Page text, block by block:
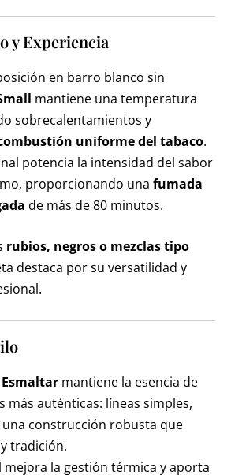
y Experiencia
en barro blanco sin
mantiene una temperatura
sobrecalentamientos y
uniforme del tabaco.
potencia la intensidad del sabor
proporcionando una fumada
de más de 80 minutos.
rubios, negros o mezclas tipo
destaca por su versatilidad y
Esmaltar mantiene la esencia de
más auténticas: líneas simples,
construcción robusta que
tradición.
la gestión térmica y aporta